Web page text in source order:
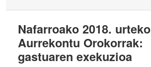
Nafarroako 2018. urteko
Aurrekontu Orokorrak:
gastuaren exekuzioa